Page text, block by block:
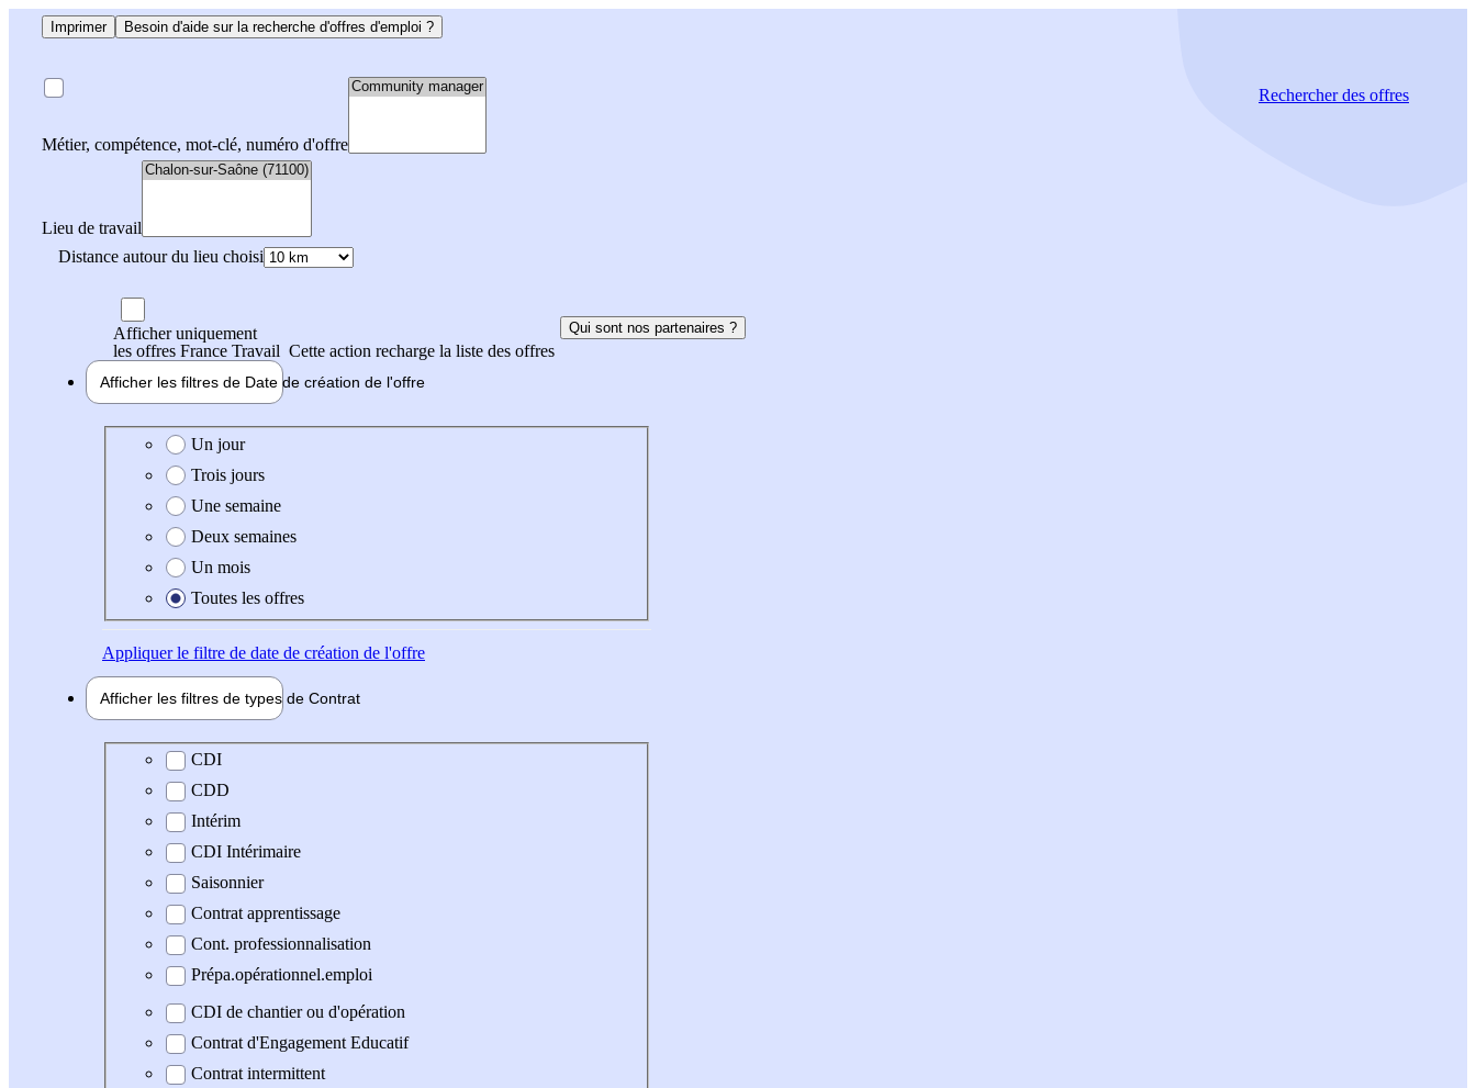
Imprimer Besoin d'aide sur la recherche d'offres d'emploi ?
Métier, compétence, mot-clé, numéro d'offre
Lieu de travail
Distance autour du lieu choisi
Rechercherdes offres
Afficher uniquement
les offres France Travail Cette action recharge la liste des offres
Qui sont nos partenaires ?
Afficher les filtres de Date de création de l'offre
Date de création de l'offre
Un jour
Trois jours
Une semaine
Deux semaines
Un mois
Toutes les offres
Appliquerle filtre de date de création de l'offre
Afficher les filtres de types de Contrat
Type de contrat
CDI
CDD
Intérim
CDI Intérimaire
Saisonnier
Contrat apprentissage
Cont. professionnalisation
Prépa.opérationnel.emploi
CDI de chantier ou d'opération
Contrat d'Engagement Educatif
Contrat intermittent